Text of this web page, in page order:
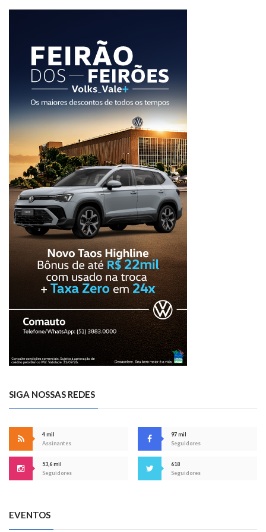
SIGA NOSSAS REDES
4 mil
Assinantes
97 mil
Seguidores
53,6 mil
Seguidores
618
Seguidores
EVENTOS